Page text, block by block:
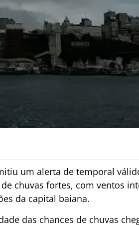
um alerta de temporal
chuvas fortes, com ventos
da capital baiana.
das chances de chuvas